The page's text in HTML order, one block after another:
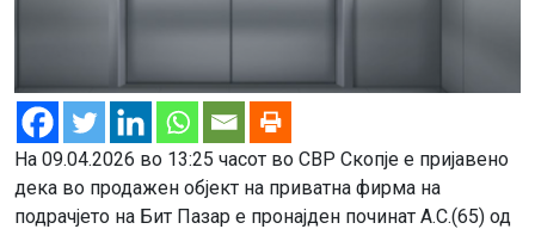
На 09.04.2026 во 13:25 часот во СВР Скопје е пријавено
дека во продажен објект на приватна фирма на
подрачјето на Бит Пазар е пронајден починат А.С.(65) од